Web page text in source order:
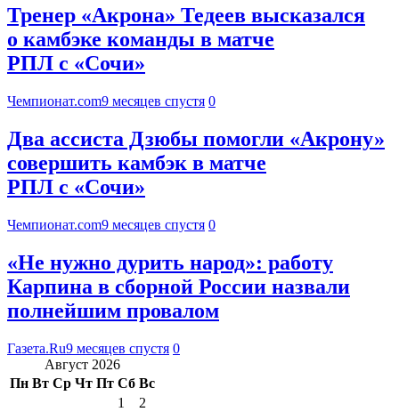
Тренер «Акрона» Тедеев высказался
о камбэке команды в матче
РПЛ с «Сочи»
Чемпионат.com9 месяцев спустя 0
Два ассиста Дзюбы помогли «Акрону»
совершить камбэк в матче
РПЛ с «Сочи»
Чемпионат.com9 месяцев спустя 0
«Не нужно дурить народ»: работу
Карпина в сборной России назвали
полнейшим провалом
Газета.Ru9 месяцев спустя 0
Август 2026
Пн Вт Ср Чт Пт Сб Вс
1
2